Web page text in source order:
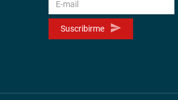
Suscribirme